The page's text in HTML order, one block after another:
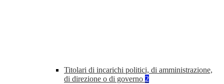
Titolari di incarichi politici, di amministrazione,
di direzione o di governo 2